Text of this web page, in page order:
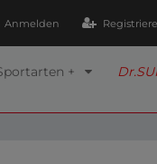
Anmelden
+